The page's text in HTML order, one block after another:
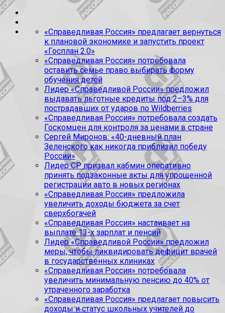
«Справедливая Россия» предлагает вернуться
к плановой экономике и запустить проект
«Госплан 2.0»
«Справедливая Россия» потребовала
оставить семье право выбирать форму
обучения детей
Лидер «Справедливой России» предложил
выдавать льготные кредиты под 2–3% для
пострадавших от ударов по Wildberries
«Справедливая Россия» потребовала создать
Госкомцен для контроля за ценами в стране
Сергей Миронов: «40-дневный план
Зеленского как никогда приблизил победу
России»
Лидер СР призвал кабмин оперативно
принять подзаконные акты для упрощенной
регистрации авто в новых регионах
«Справедливая Россия» предложила
увеличить доходы бюджета за счет
сверхбогачей
«Справедливая Россия» настаивает на
выплате 13-х зарплат и пенсий
Лидер «Справедливой России» предложил
меры, чтобы ликвидировать дефицит врачей
в государственных клиниках
«Справедливая Россия» потребовала
увеличить минимальную пенсию до 40% от
утраченного заработка
«Справедливая Россия» предлагает повысить
доходы и статус школьных учителей до